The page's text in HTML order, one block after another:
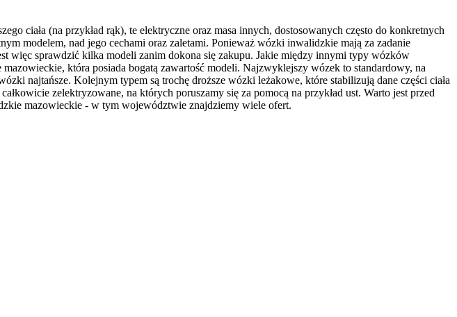
ciała (na przykład rąk), te elektryczne oraz masa innych, dostosowanych często do konkretnych
modelem, nad jego cechami oraz zaletami. Ponieważ wózki inwalidzkie mają za zadanie
więc sprawdzić kilka modeli zanim dokona się zakupu. Jakie między innymi typy wózków
która posiada bogatą zawartość modeli. Najzwyklejszy wózek to standardowy, na
najtańsze. Kolejnym typem są trochę droższe wózki leżakowe, które stabilizują dane części ciała
zelektryzowane, na których poruszamy się za pomocą na przykład ust. Warto jest przed
mazowieckie - w tym województwie znajdziemy wiele ofert.